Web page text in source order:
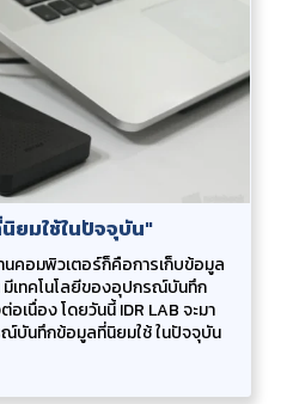
มใช้ในปัจจุบัน"
นคอมพิวเตอร์ก็คือการเก็บข้อมูล
เทคโนโลยีของอุปกรณ์บันทึก
นื่อง โดยวันนี้ IDR LAB จะมา
บันทึกข้อมูลที่นิยมใช้ ในปัจจุบัน